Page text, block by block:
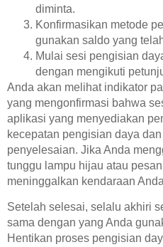
diminta.
Konfirmasikan metode
gunakan saldo yang
Mulai sesi pengisian
dengan mengikuti
Anda akan melihat indikator
yang mengonfirmasi bahwa
aplikasi yang menyediakan
kecepatan pengisian daya
penyelesaian. Jika Anda
tunggu lampu hijau atau
meninggalkan kendaraan
Setelah selesai, selalu akhiri
sama dengan yang Anda
Hentikan proses pengisian